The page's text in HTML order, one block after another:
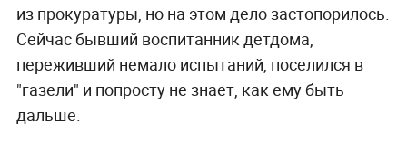
из прокуратуры, но на этом дело застопорилось.
Сейчас бывший воспитанник детдома,
переживший немало испытаний, поселился в
"газели" и попросту не знает, как ему быть
дальше.